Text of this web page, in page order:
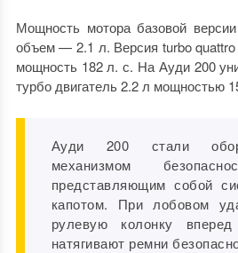
Мощность мотора базовой
объем — 2.1 л. Версия turbo
мощность 182 л. с. На Ауди 200
турбо двигатель 2.2 л мощностью
Ауди 200 стали
механизмом
представляющим собой
капотом. При лобовом
рулевую колонку
натягивают ремни